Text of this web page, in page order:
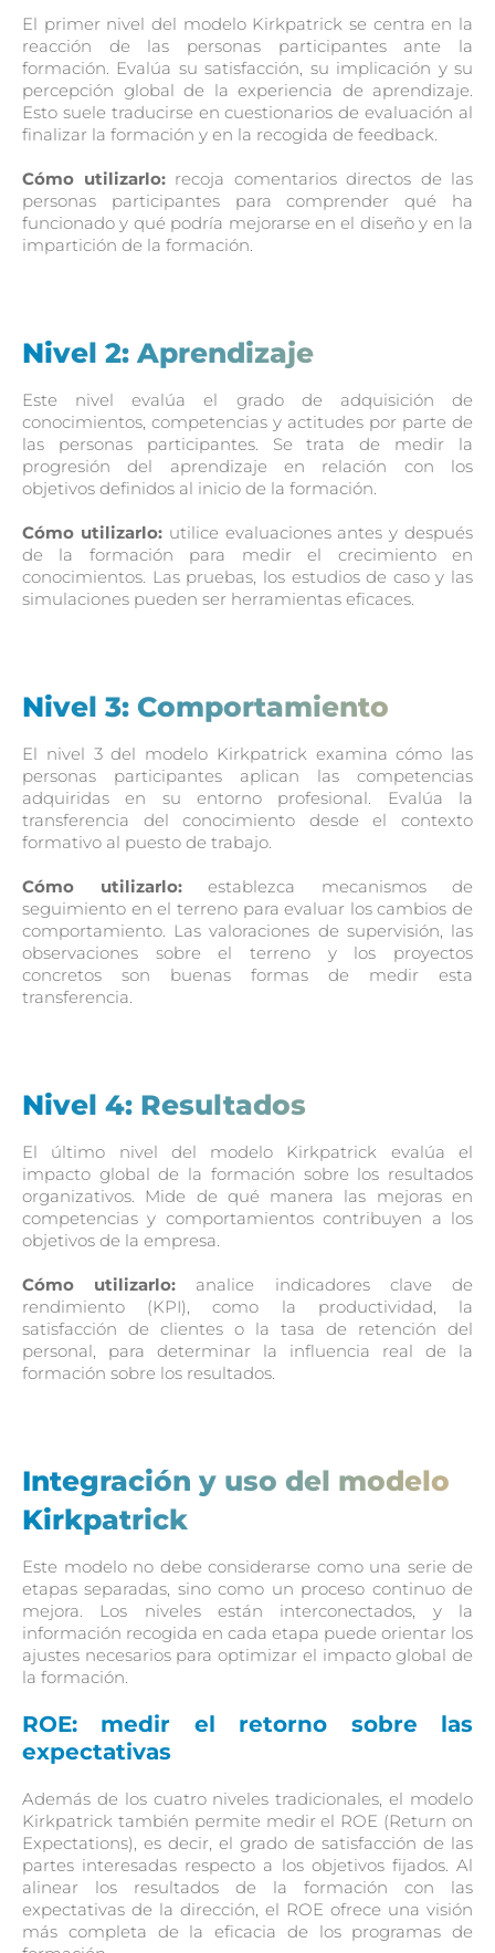
El primer nivel del modelo Kirkpatrick se centra en la
reacción de las personas participantes ante la
formación. Evalúa su satisfacción, su implicación y su
percepción global de la experiencia de aprendizaje.
Esto suele traducirse en cuestionarios de evaluación al
finalizar la formación y en la recogida de feedback.
Cómo utilizarlo:recoja comentarios directos de las
personas participantes para comprender qué ha
funcionado y qué podría mejorarse en el diseño y en la
impartición de la formación.
Nivel 2: Aprendizaje
Este nivel evalúa el grado de adquisición de
conocimientos, competencias y actitudes por parte de
las personas participantes. Se trata de medir la
progresión del aprendizaje en relación con los
objetivos definidos al inicio de la formación.
Cómo utilizarlo:utilice evaluaciones antes y después
de la formación para medir el crecimiento en
conocimientos. Las pruebas, los estudios de caso y las
simulaciones pueden ser herramientas eficaces.
Nivel 3: Comportamiento
El nivel 3 del modelo Kirkpatrick examina cómo las
personas participantes aplican las competencias
adquiridas en su entorno profesional. Evalúa la
transferencia del conocimiento desde el contexto
formativo al puesto de trabajo.
Cómo utilizarlo:establezca mecanismos de
seguimiento en el terreno para evaluar los cambios de
comportamiento. Las valoraciones de supervisión, las
observaciones sobre el terreno y los proyectos
concretos son buenas formas de medir esta
transferencia.
Nivel 4: Resultados
El último nivel del modelo Kirkpatrick evalúa el
impacto global de la formación sobre los resultados
organizativos. Mide de qué manera las mejoras en
competencias y comportamientos contribuyen a los
objetivos de la empresa.
Cómo utilizarlo: analice indicadores clave de
rendimiento (KPI), como la productividad, la
satisfacción de clientes o la tasa de retención del
personal, para determinar la influencia real de la
formación sobre los resultados.
Integración y uso del modelo
Kirkpatrick
Este modelo no debe considerarse como una serie de
etapas separadas, sino como un proceso continuo de
mejora. Los niveles están interconectados, y la
información recogida en cada etapa puede orientar los
ajustes necesarios para optimizar el impacto global de
la formación.
ROE: medir el retorno sobre las
expectativas
Además de los cuatro niveles tradicionales, el modelo
Kirkpatrick también permite medir el ROE (Return on
Expectations), es decir, el grado de satisfacción de las
partes interesadas respecto a los objetivos fijados. Al
alinear los resultados de la formación con las
expectativas de la dirección, el ROE ofrece una visión
más completa de la eficacia de los programas de